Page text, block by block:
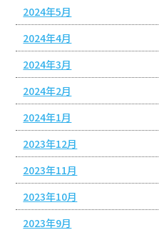
2024年5月
2024年4月
2024年3月
2024年2月
2024年1月
2023年12月
2023年11月
2023年10月
2023年9月